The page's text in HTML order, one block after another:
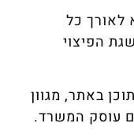
לאורך כל
הפיצוי
באתר, מגוון
עוסק המשרד.